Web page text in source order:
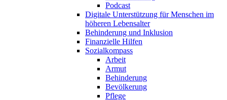
Podcast
Digitale Unterstützung für Menschen im
höheren Lebensalter
Behinderung und Inklusion
Finanzielle Hilfen
Sozialkompass
Arbeit
Armut
Behinderung
Bevölkerung
Pflege